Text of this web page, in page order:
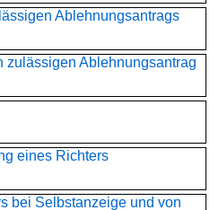
Ablehnungsantrags
zulässigen Ablehnungsantrag
eines Richters
bei Selbstanzeige und von